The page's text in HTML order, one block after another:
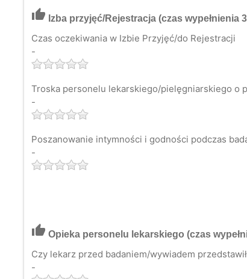
thumb_up Izba przyjęć/Rejestracja (czas wypełnienia
Czas oczekiwania w Izbie Przyjęć/do Rejestracji
-
Troska personelu lekarskiego/pielęgniarskiego o
-
Poszanowanie intymności i godności podczas
-
thumb_up Opieka personelu lekarskiego (czas
Czy lekarz przed badaniem/wywiadem
-